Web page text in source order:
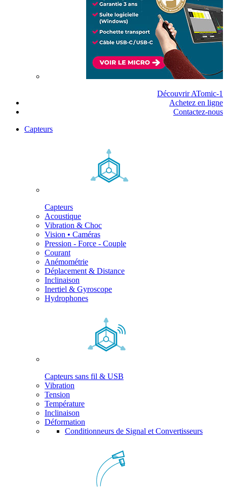
Découvrir ATomic-1
Achetez en ligne
Contactez-nous
Capteurs
Capteurs
Acoustique
Vibration & Choc
Vision • Caméras
Pression - Force - Couple
Courant
Anémométrie
Déplacement & Distance
Inclinaison
Inertiel & Gyroscope
Hydrophones
Capteurs sans fil & USB
Vibration
Tension
Température
Inclinaison
Déformation
Conditionneurs de Signal et Convertisseurs